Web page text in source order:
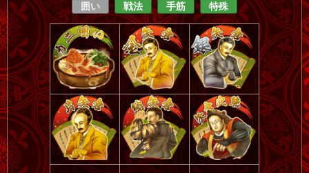
囲い 戦法 手筋 特殊